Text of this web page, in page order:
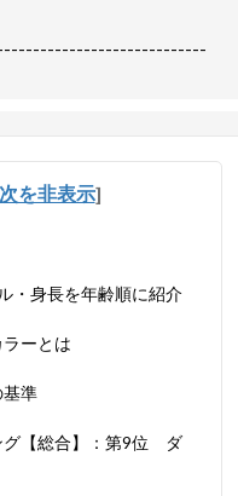
を非表示]
・身長を年齢順に紹介
ーとは
基準
グ【総合】：第9位 ダ